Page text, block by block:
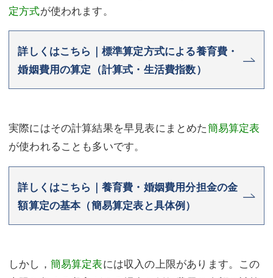
東京事務所 (新宿・四谷)
埼玉事務所 (さいたま市)
川口事務所（埼玉県川口市）
埼玉事務所 (さいたま市)
川口事務所（埼玉県川口市）
お問い合せフォーム
定方式が使われます。
詳しくはこちら｜標準算定方式による養育費・
婚姻費用の算定（計算式・生活費指数）
実際にはその計算結果を早見表にまとめた簡易算定表
が使われることも多いです。
詳しくはこちら｜養育費・婚姻費用分担金の金
額算定の基本（簡易算定表と具体例）
しかし， 簡易算定表には収入の上限があります。この